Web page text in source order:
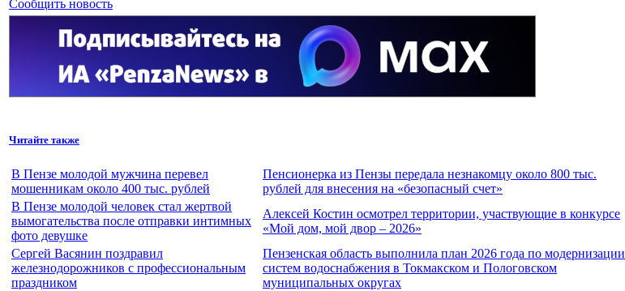
Сообщить новость
Читайте также
В Пензе молодой мужчина перевел
мошенникам около 400 тыс. рублей
Пенсионерка из Пензы передала незнакомцу около 800 тыс.
рублей для внесения на «безопасный счет»
В Пензе молодой человек стал жертвой
вымогательства после отправки интимных
фото девушке
Алексей Костин осмотрел территории, участвующие в конкурсе
«Мой дом, мой двор – 2026»
Сергей Васянин поздравил
железнодорожников с профессиональным
праздником
Пензенская область выполнила план 2026 года по модернизации
систем водоснабжения в Токмакском и Пологовском
муниципальных округах